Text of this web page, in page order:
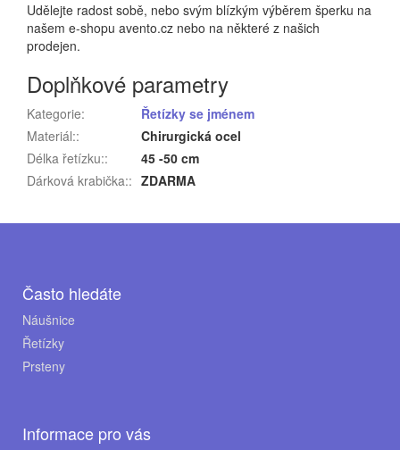
Udělejte radost sobě, nebo svým blízkým výběrem šperku na
našem e-shopu avento.cz nebo na některé z našich
prodejen.
Doplňkové parametry
Kategorie:
Řetízky se jménem
Materiál::
Chirurgická ocel
Délka řetízku::
45 -50 cm
Dárková krabička:: ZDARMA
Často hledáte
Náušnice
Řetízky
Prsteny
Informace pro vás